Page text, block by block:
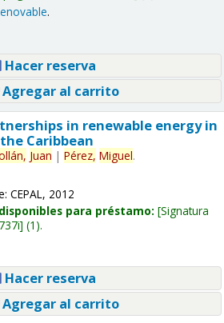
.
Hacer reserva
Agregar al carrito
in renewable energy in
Caribbean
Juan | Pérez, Miguel.
CEPAL, 2012
para préstamo: Signatura
(1).
Hacer reserva
Agregar al carrito